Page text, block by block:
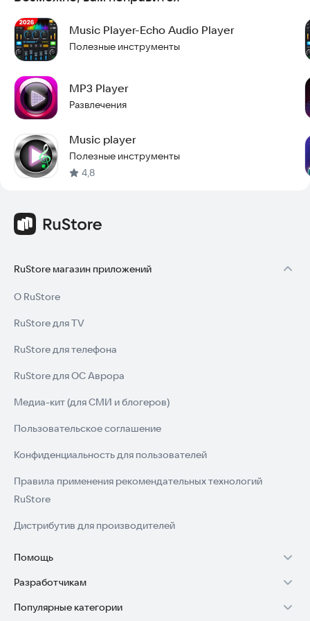
Установите приложение уже сегодня и наслаждайтесь
любимой музыкой в любое время и в любом месте.
Music Player-Echo Audio Player
Полезные инструменты
MP3 Player
Развлечения
Music player
Полезные инструменты
4,8
RuStore магазин приложений
О RuStore
RuStore для TV
RuStore для телефона
RuStore для ОС Аврора
Медиа-кит (для СМИ и блогеров)
Пользовательское соглашение
Конфиденциальность для пользователей
Правила применения рекомендательных технологий
RuStore
Дистрибутив для производителей
Помощь
Установка RuStore на TV
Установка RuStore на телефон
Разработчикам
Зарабатывать с RuStore
Популярные категории